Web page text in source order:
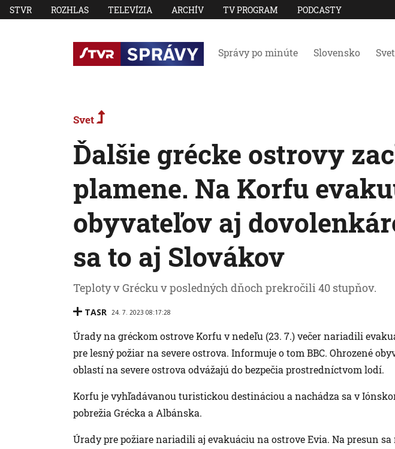
STVR ROZHLAS TELEVÍZIA ARCHÍV TV PROGRAM PODCASTY
Správy po minúte Slovensko Svet
Svet
Ďalšie grécke ostrovy
plamene. Na Korfu
obyvateľov aj
sa to aj Slovákov
Teploty v Grécku v posledných dňoch prekročili 40 stupňov.
TASR 24. 7. 2023 08:17:28
Úrady na gréckom ostrove Korfu v nedeľu (23. 7.) večer nariadili
pre lesný požiar na severe ostrova. Informuje o tom BBC. Ohrozené
oblastí na severe ostrova odvážajú do bezpečia prostredníctvom lodí.
Korfu je vyhľadávanou turistickou destináciou a nachádza sa v
pobrežia Grécka a Albánska.
Úrady pre požiare nariadili aj evakuáciu na ostrove Evia. Na presun